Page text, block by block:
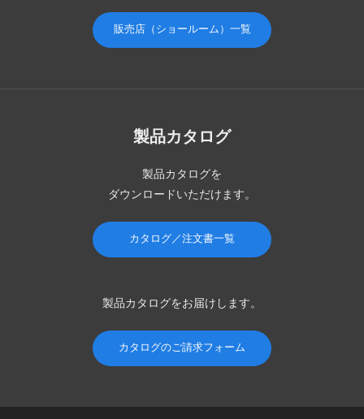
販売店（ショールーム）一覧
製品カタログ
製品カタログを
ダウンロードいただけます。
カタログ／注文書一覧
製品カタログをお届けします。
カタログのご請求フォーム